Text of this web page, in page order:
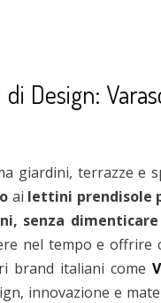
Design:
giardini, terrazze e
ai lettini prendisole
senza
nel tempo e offrire
brand italiani come
innovazione e